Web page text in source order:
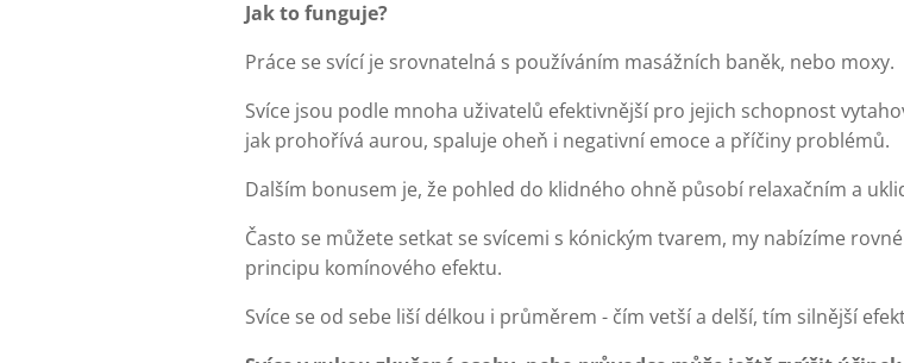
Jak to funguje?
Práce se svící je srovnatelná s používáním masážních baněk, nebo moxy.
Svíce jsou podle mnoha uživatelů efektivnější pro jejich schopnost
jak prohořívá aurou, spaluje oheň i negativní emoce a příčiny problémů.
Dalším bonusem je, že pohled do klidného ohně působí relaxačním a
Často se můžete setkat se svícemi s kónickým tvarem, my nabízíme
principu komínového efektu.
Svíce se od sebe liší délkou i průměrem - čím vetší a delší, tím silnější